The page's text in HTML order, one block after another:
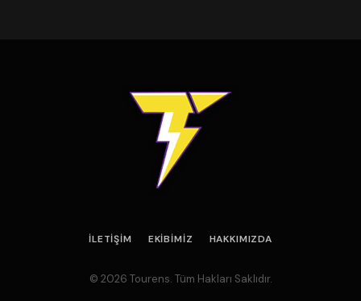
İLETIŞIM EKIBIMIZ HAKKIMIZDA
© 2026 Tourens. Tüm Hakları Saklıdır.